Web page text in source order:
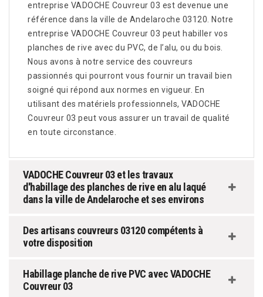
entreprise VADOCHE Couvreur 03 est devenue une
référence dans la ville de Andelaroche 03120. Notre
entreprise VADOCHE Couvreur 03 peut habiller vos
planches de rive avec du PVC, de l’alu, ou du bois.
Nous avons à notre service des couvreurs
passionnés qui pourront vous fournir un travail bien
soigné qui répond aux normes en vigueur. En
utilisant des matériels professionnels, VADOCHE
Couvreur 03 peut vous assurer un travail de qualité
en toute circonstance.
VADOCHE Couvreur 03 et les travaux
d'habillage des planches de rive en alu laqué
dans la ville de Andelaroche et ses environs
Des artisans couvreurs 03120 compétents à
votre disposition
Habillage planche de rive PVC avec VADOCHE
Couvreur 03